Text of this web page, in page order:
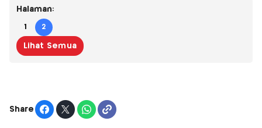
Halaman:
1 2
Lihat Semua
Share